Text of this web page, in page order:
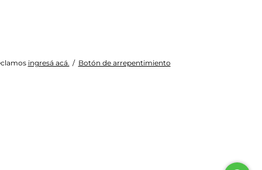
ingresá acá. / Botón de arrepentimiento